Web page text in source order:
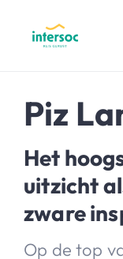
Piz
Het
uitzicht
zware
Op de top